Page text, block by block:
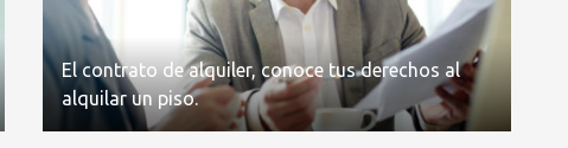
El contrato de alquiler, conoce tus derechos al
alquilar un piso.